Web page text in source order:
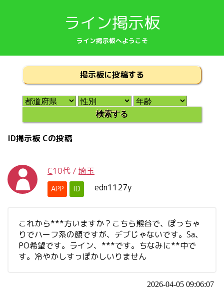
ライン掲示板
ライン掲示板へようこそ
掲示板に投稿する
ID掲示板 Cの投稿
C10代 / 埼玉
APP ID edn1127y
これから***方いますか？こちら熊谷で、ぽっちゃ
りでハーフ系の顔ですが、デブじゃないです。Sa、
PO希望です。ライン、***です。ちなみに**中で
す。冷やかしすっぽかしいりません
2026-04-05 09:06:07